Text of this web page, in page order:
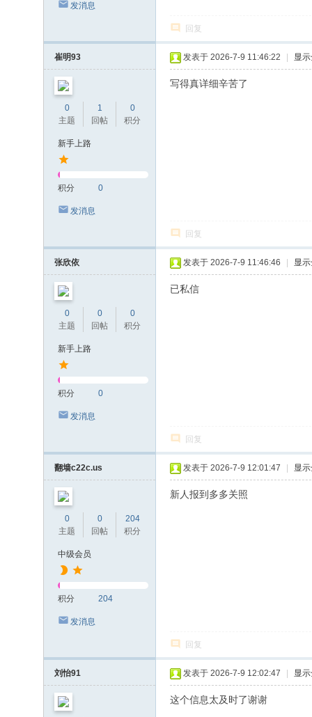
发消息
回复
崔明93
0
主题
1
回帖
0
积分
新手上路
积分 0
发消息
发表于 2026-7-9 11:46:22 显
写得真详细辛苦了
回复
张欣依
0
主题
0
回帖
0
积分
新手上路
积分 0
发消息
发表于 2026-7-9 11:46:46 显
已私信
回复
翻墙c22c.us
0
主题
0
回帖
204
积分
中级会员
积分 204
发消息
发表于 2026-7-9 12:01:47 显
新人报到多多关照
回复
刘怡91 发表于 2026-7-9 12:02:47 显
这个信息太及时了谢谢